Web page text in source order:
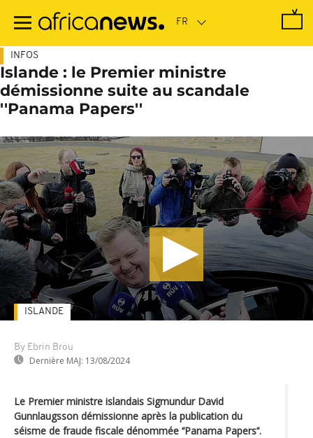
contenu
INFOS
Islande : le Premier ministre
démissionne suite au scandale
''Panama Papers''
By Ebrin Brou
Dernière MAJ: 13/08/2024
ISLANDE
Le Premier ministre islandais Sigmundur David
Gunnlaugsson démissionne après la publication du
séisme de fraude fiscale dénommée ‘‘Panama Papers’‘.